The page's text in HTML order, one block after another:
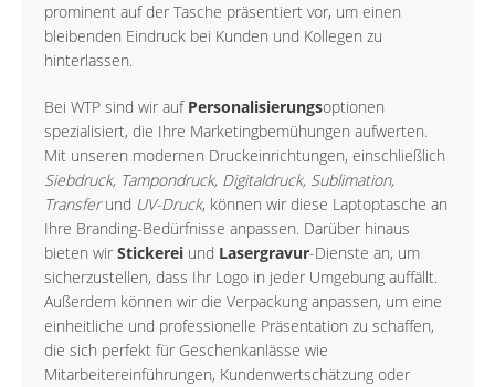
prominent auf der Tasche präsentiert vor, um einen
bleibenden Eindruck bei Kunden und Kollegen zu
hinterlassen.
Bei WTP sind wir auf Personalisierungsoptionen
spezialisiert, die Ihre Marketingbemühungen aufwerten.
Mit unseren modernen Druckeinrichtungen, einschließlich
Siebdruck, Tampondruck, Digitaldruck, Sublimation,
Transferund UV-Druck, können wir diese Laptoptasche an
Ihre Branding-Bedürfnisse anpassen. Darüber hinaus
bieten wir Stickerei und Lasergravur-Dienste an, um
sicherzustellen, dass Ihr Logo in jeder Umgebung auffällt.
Außerdem können wir die Verpackung anpassen, um eine
einheitliche und professionelle Präsentation zu schaffen,
die sich perfekt für Geschenkanlässe wie
Mitarbeitereinführungen, Kundenwertschätzung oder